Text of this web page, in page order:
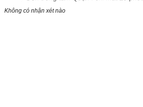
Không có nhận xét nào